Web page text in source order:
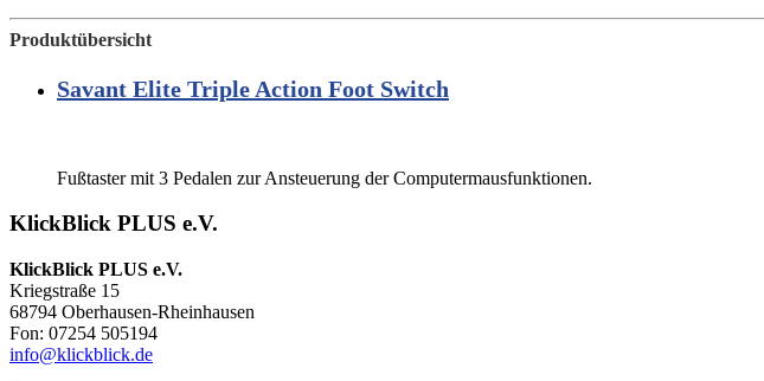
Produktübersicht
Savant Elite Triple Action Foot Switch
Fußtaster mit 3 Pedalen zur Ansteuerung der Computermausfunktionen.
KlickBlick PLUS e.V.
KlickBlick PLUS e.V.
Kriegstraße 15
68794 Oberhausen-Rheinhausen
Fon: 07254 505194
info@klickblick.de